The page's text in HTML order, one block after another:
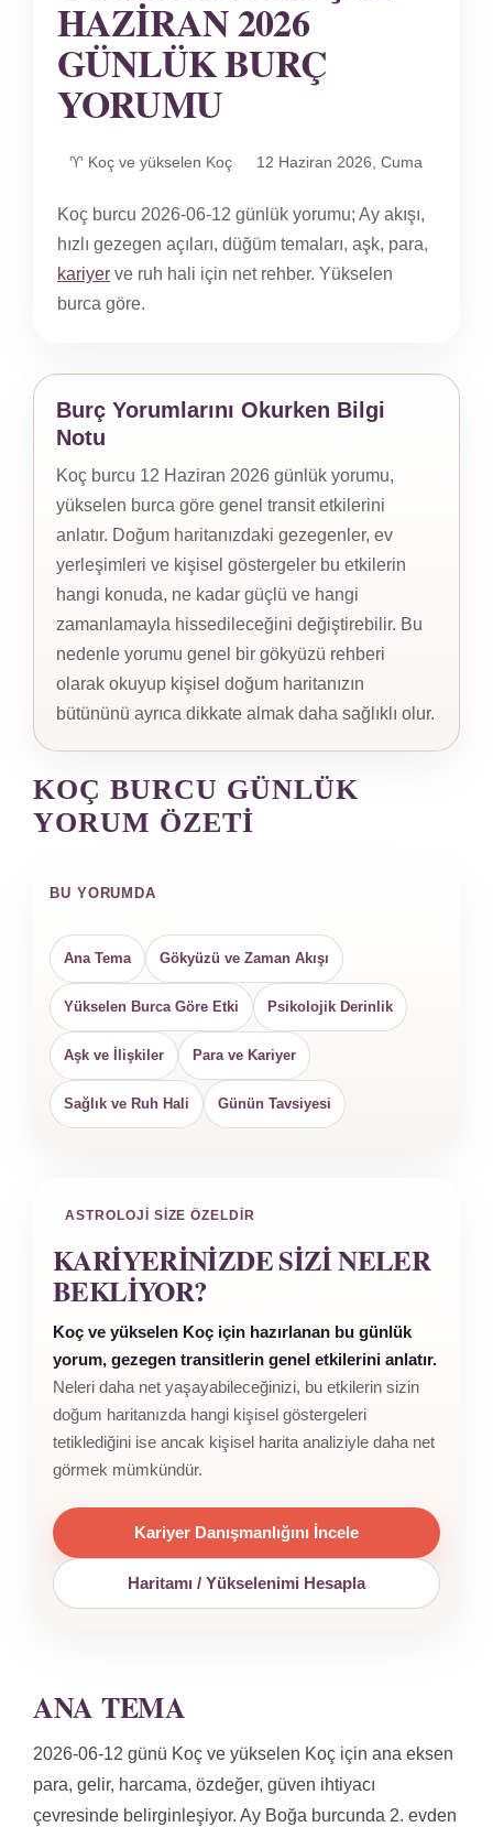
HAZIRAN 2026
GÜNLÜK BURÇ
YORUMU
♈ Koç ve yükselen Koç 12 Haziran 2026, Cuma
Koç burcu 2026-06-12 günlük yorumu; Ay akışı,
hızlı gezegen açıları, düğüm temaları, aşk, para,
kariyer ve ruh hali için net rehber. Yükselen
burca göre.
Burç Yorumlarını Okurken Bilgi
Notu
Koç burcu 12 Haziran 2026 günlük yorumu,
yükselen burca göre genel transit etkilerini
anlatır. Doğum haritanızdaki gezegenler, ev
yerleşimleri ve kişisel göstergeler bu etkilerin
hangi konuda, ne kadar güçlü ve hangi
zamanlamayla hissedileceğini değiştirebilir. Bu
nedenle yorumu genel bir gökyüzü rehberi
olarak okuyup kişisel doğum haritanızın
bütününü ayrıca dikkate almak daha sağlıklı olur.
KOÇ BURCU GÜNLÜK
YORUM ÖZETI
BU YORUMDA
Ana Tema Gökyüzü ve Zaman Akışı
Yükselen Burca Göre Etki Psikolojik Derinlik
Aşk ve İlişkiler Para ve Kariyer
Sağlık ve Ruh Hali Günün Tavsiyesi
ASTROLOJI SIZE ÖZELDIR
KARIYERINIZDE SIZI NELER
BEKLIYOR?
Koç ve yükselen Koç için hazırlanan bu günlük
yorum, gezegen transitlerin genel etkilerini anlatır.
Neleri daha net yaşayabileceğinizi, bu etkilerin sizin
doğum haritanızda hangi kişisel göstergeleri
tetiklediğini ise ancak kişisel harita analiziyle daha net
görmek mümkündür.
Kariyer Danışmanlığını İncele
Haritamı / Yükselenimi Hesapla
ANA TEMA
2026-06-12 günü Koç ve yükselen Koç için ana eksen
para, gelir, harcama, özdeğer, güven ihtiyacı
çevresinde belirginleşiyor. Ay Boğa burcunda 2. evden